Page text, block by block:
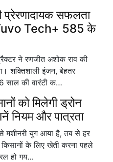
प्रेरणादायक सफलता
Yuvo Tech+ 585 के
ने रणजीत अशोक राव की
शक्तिशाली इंजन, बेहतर
की वारंटी क…
को मिलेगी ड्रोन
नियम और पात्रता
युग आया है, तब से हर
के लिए खेती करना पहले
हो गय…